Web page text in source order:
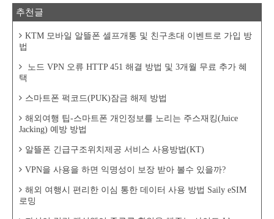
추천글
KTM 모바일 알뜰폰 셀프개통 및 친구초대 이벤트로 가입 방
법
노드 VPN 오류 HTTP 451 해결 방법 및 3개월 무료 추가 혜
택
스마트폰 퍽코드(PUK)잠금 해제 방법
해외여행 팁-스마트폰 개인정보를 노리는 주스재킹(Juice
Jacking) 예방 방법
알뜰폰 긴급구조위치제공 서비스 사용방법(KT)
VPN을 사용을 하면 익명성이 보장 받아 볼수 있을까?
해외 여행시 편리한 이심 통한 데이터 사용 방법 Saily eSIM
로밍